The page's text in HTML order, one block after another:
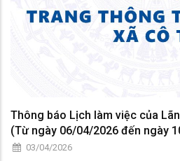
Thông báo Lịch làm việc của
(Từ ngày 06/04/2026 đến ngày
03/04/2026